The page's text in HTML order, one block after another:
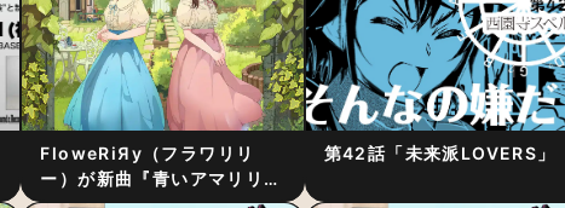
FloweRiЯy（フラワリリ
ー）が新曲『青いアマリリ
第42話「未来派LOVERS」